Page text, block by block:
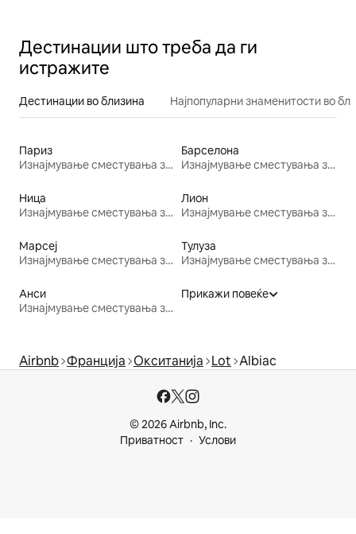
Дестинации што треба да ги
истражите
Дестинации во близина Најпопуларни знаменитости во
Париз
Изнајмување сместувања за одмор
Барселона
Изнајмување сместувања за одмор
Ница
Изнајмување сместувања за одмор
Лион
Изнајмување сместувања за одмор
Марсеј
Изнајмување сместувања за одмор
Тулуза
Изнајмување сместувања за одмор
Анси
Изнајмување сместувања за одмор
Прикажи повеќе
Airbnb Франција Окситанија Lot Albiac
© 2026 Airbnb, Inc.
Приватност
Услови